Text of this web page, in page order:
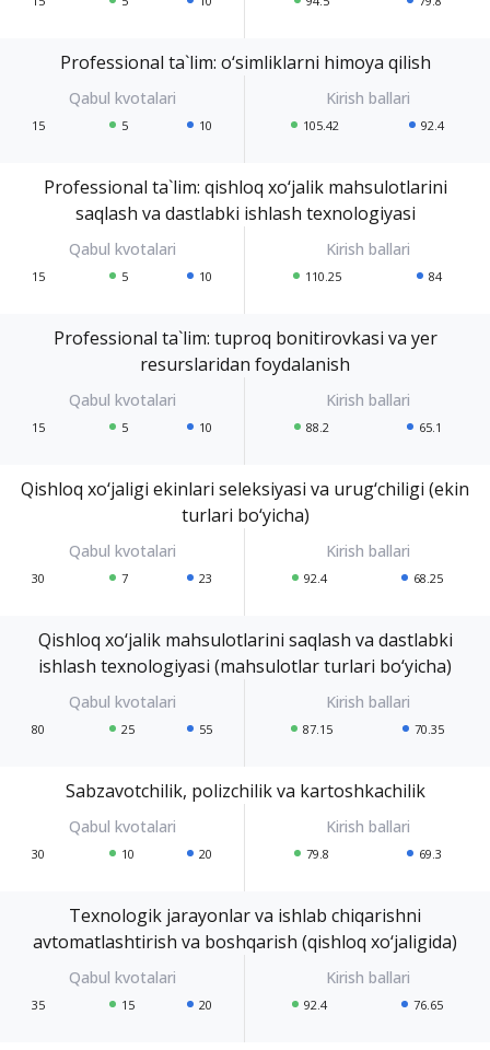
Professional ta`lim: o‘simliklarni himoya qilish
15 5 10 105.42 92.4
Professional ta`lim: qishloq xo‘jalik mahsulotlarini
saqlash va dastlabki ishlash texnologiyasi
15 5 10 110.25 84
Professional ta`lim: tuproq bonitirovkasi va yer
resurslaridan foydalanish
15 5 10 88.2 65.1
Qishloq xo‘jaligi ekinlari seleksiyasi va urug‘chiligi (ekin
turlari bo‘yicha)
30 7 23 92.4 68.25
Qishloq xo‘jalik mahsulotlarini saqlash va dastlabki
ishlash texnologiyasi (mahsulotlar turlari bo‘yicha)
80 25 55 87.15 70.35
Sabzavotchilik, polizchilik va kartoshkachilik
30 10 20 79.8 69.3
Texnologik jarayonlar va ishlab chiqarishni
avtomatlashtirish va boshqarish (qishloq xo‘jaligida)
35 15 20 92.4 76.65